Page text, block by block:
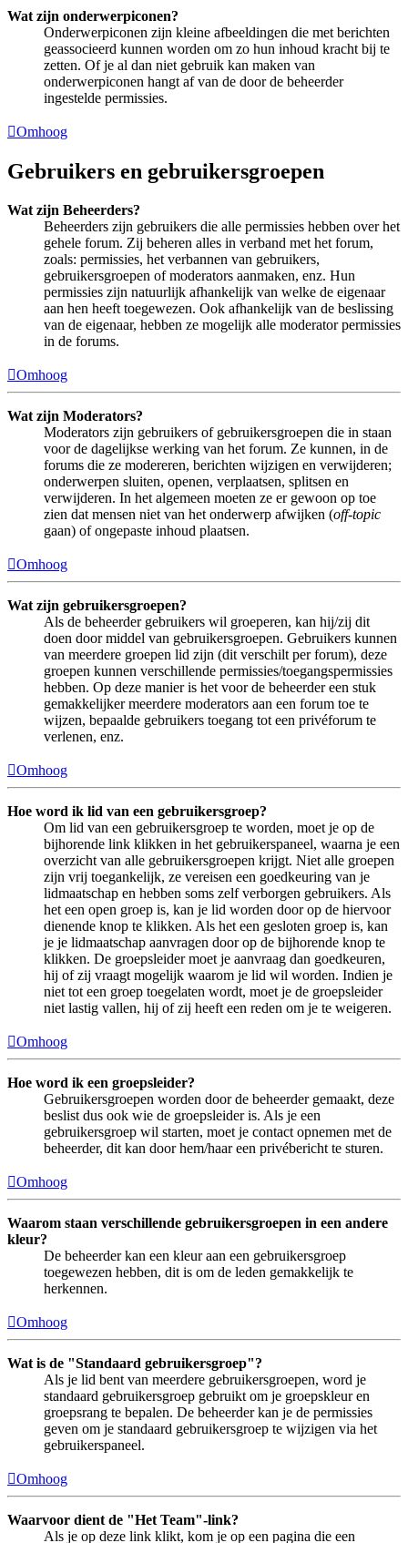
Wat zijn onderwerpiconen?
Onderwerpiconen zijn kleine afbeeldingen die met berichten
geassocieerd kunnen worden om zo hun inhoud kracht bij te
zetten. Of je al dan niet gebruik kan maken van
onderwerpiconen hangt af van de door de beheerder
ingestelde permissies.
Omhoog
Gebruikers en gebruikersgroepen
Wat zijn Beheerders?
Beheerders zijn gebruikers die alle permissies hebben over het
gehele forum. Zij beheren alles in verband met het forum,
zoals: permissies, het verbannen van gebruikers,
gebruikersgroepen of moderators aanmaken, enz. Hun
permissies zijn natuurlijk afhankelijk van welke de eigenaar
aan hen heeft toegewezen. Ook afhankelijk van de beslissing
van de eigenaar, hebben ze mogelijk alle moderator permissies
in de forums.
Omhoog
Wat zijn Moderators?
Moderators zijn gebruikers of gebruikersgroepen die in staan
voor de dagelijkse werking van het forum. Ze kunnen, in de
forums die ze modereren, berichten wijzigen en verwijderen;
onderwerpen sluiten, openen, verplaatsen, splitsen en
verwijderen. In het algemeen moeten ze er gewoon op toe
zien dat mensen niet van het onderwerp afwijken (off-topic
gaan) of ongepaste inhoud plaatsen.
Omhoog
Wat zijn gebruikersgroepen?
Als de beheerder gebruikers wil groeperen, kan hij/zij dit
doen door middel van gebruikersgroepen. Gebruikers kunnen
van meerdere groepen lid zijn (dit verschilt per forum), deze
groepen kunnen verschillende permissies/toegangspermissies
hebben. Op deze manier is het voor de beheerder een stuk
gemakkelijker meerdere moderators aan een forum toe te
wijzen, bepaalde gebruikers toegang tot een privéforum te
verlenen, enz.
Omhoog
Hoe word ik lid van een gebruikersgroep?
Om lid van een gebruikersgroep te worden, moet je op de
bijhorende link klikken in het gebruikerspaneel, waarna je een
overzicht van alle gebruikersgroepen krijgt. Niet alle groepen
zijn vrij toegankelijk, ze vereisen een goedkeuring van je
lidmaatschap en hebben soms zelf verborgen gebruikers. Als
het een open groep is, kan je lid worden door op de hiervoor
dienende knop te klikken. Als het een gesloten groep is, kan
je je lidmaatschap aanvragen door op de bijhorende knop te
klikken. De groepsleider moet je aanvraag dan goedkeuren,
hij of zij vraagt mogelijk waarom je lid wil worden. Indien je
niet tot een groep toegelaten wordt, moet je de groepsleider
niet lastig vallen, hij of zij heeft een reden om je te weigeren.
Omhoog
Hoe word ik een groepsleider?
Gebruikersgroepen worden door de beheerder gemaakt, deze
beslist dus ook wie de groepsleider is. Als je een
gebruikersgroep wil starten, moet je contact opnemen met de
beheerder, dit kan door hem/haar een privébericht te sturen.
Omhoog
Waarom staan verschillende gebruikersgroepen in een andere
kleur?
De beheerder kan een kleur aan een gebruikersgroep
toegewezen hebben, dit is om de leden gemakkelijk te
herkennen.
Omhoog
Wat is de "Standaard gebruikersgroep"?
Als je lid bent van meerdere gebruikersgroepen, word je
standaard gebruikersgroep gebruikt om je groepskleur en
groepsrang te bepalen. De beheerder kan je de permissies
geven om je standaard gebruikersgroep te wijzigen via het
gebruikerspaneel.
Omhoog
Waarvoor dient de "Het Team"-link?
Als je op deze link klikt, kom je op een pagina die een